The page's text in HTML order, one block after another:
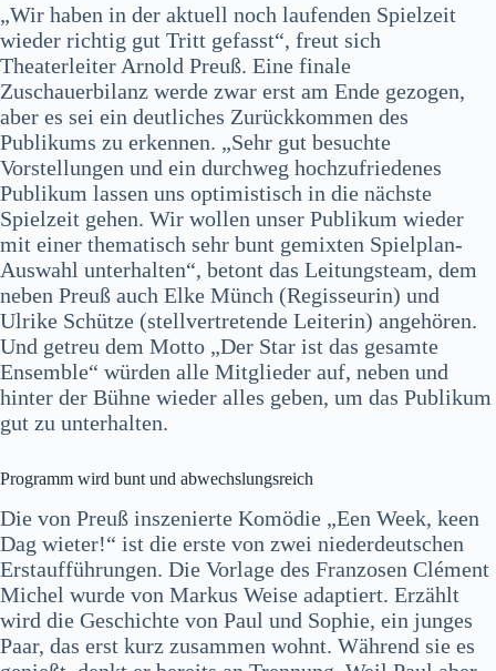
„Wir haben in der aktuell noch laufenden Spielzeit
wieder richtig gut Tritt gefasst“, freut sich
Theaterleiter Arnold Preuß. Eine finale
Zuschauerbilanz werde zwar erst am Ende gezogen,
aber es sei ein deutliches Zurückkommen des
Publikums zu erkennen. „Sehr gut besuchte
Vorstellungen und ein durchweg hochzufriedenes
Publikum lassen uns optimistisch in die nächste
Spielzeit gehen. Wir wollen unser Publikum wieder
mit einer thematisch sehr bunt gemixten Spielplan-
Auswahl unterhalten“, betont das Leitungsteam, dem
neben Preuß auch Elke Münch (Regisseurin) und
Ulrike Schütze (stellvertretende Leiterin) angehören.
Und getreu dem Motto „Der Star ist das gesamte
Ensemble“ würden alle Mitglieder auf, neben und
hinter der Bühne wieder alles geben, um das Publikum
gut zu unterhalten.
Programm wird bunt und abwechslungsreich
Die von Preuß inszenierte Komödie „Een Week, keen
Dag wieter!“ ist die erste von zwei niederdeutschen
Erstaufführungen. Die Vorlage des Franzosen Clément
Michel wurde von Markus Weise adaptiert. Erzählt
wird die Geschichte von Paul und Sophie, ein junges
Paar, das erst kurz zusammen wohnt. Während sie es